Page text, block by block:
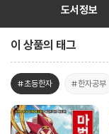
도서정보
이 상품의 태그
#초등한자 #한자공부